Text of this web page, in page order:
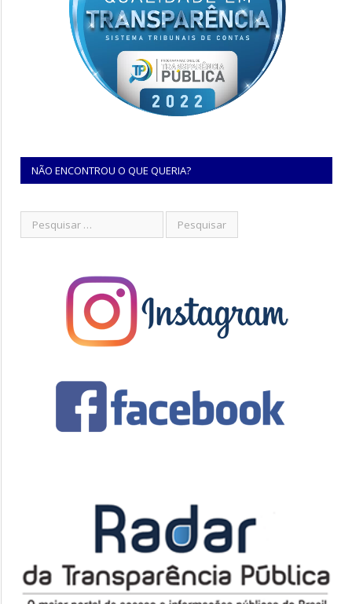
NÃO ENCONTROU O QUE QUERIA?